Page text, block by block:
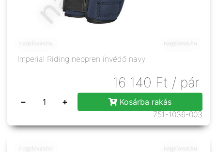
Imperial Riding neopren ínvédő navy
16 140 Ft / pár
− +
Kosárba rakás
751-1036-003